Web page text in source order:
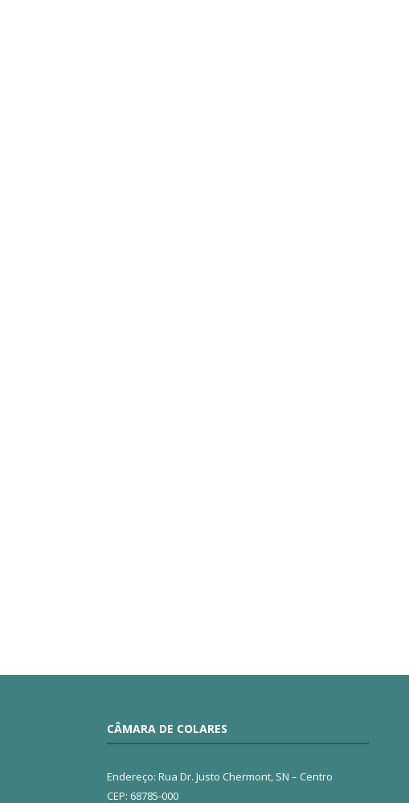
CÂMARA DE COLARES
Endereço: Rua Dr. Justo Chermont, SN – Centro
CEP: 68785-000